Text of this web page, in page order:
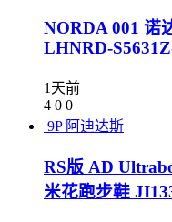
NORDA 001 诺
LHNRD-
1天前
4 0 0
9P 阿迪达斯
RS版 AD
米花跑步鞋